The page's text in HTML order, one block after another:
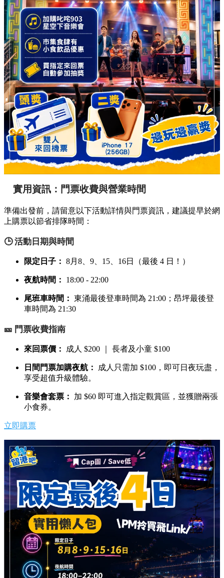
實用資訊：門票收費與營業時間
準備出發前，請留意以下活動詳情與門票資訊，建議提早於網
上購票以節省排隊時間：
🕒 活動日期與時間
限定日子： 8月8、9、15、16日（最後 4 日！）
夜航時間： 18:00 - 22:00
尾班車時間： 東涌最後登車時間為 21:00；昂坪最後登
車時間為 21:30
🎫 門票收費指南
來回票價： 成人 $200 ｜ 長者及小童 $100
日間門票加購夜航：
成人只需加 $100，即可日夜玩盡，
享受超值升級體驗。
音樂會套票：
加 $60 即可進入指定觀賞區，並獲贈兩張
小食券。
立即購票